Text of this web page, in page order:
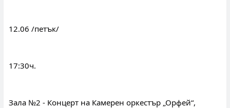
12.06 /петък/
17:30ч.
Зала №2 - Концерт на Камерен оркестър „Орфей“,